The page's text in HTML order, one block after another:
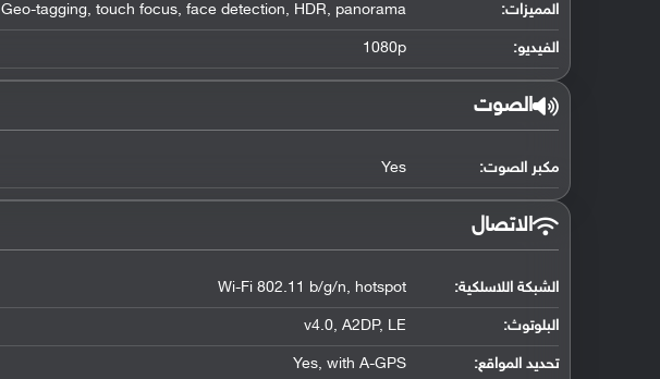
المميزات: Geo-tagging, touch focus, face detection, HDR, panorama
الفيديو: 1080p
الصوت
مكبر الصوت: Yes
الاتصال
الشبكة اللاسلكية: Wi-Fi 802.11 b/g/n, hotspot
البلوتوث:
v4.0, A2DP, LE
تحديد المواقع:
Yes, with A-GPS